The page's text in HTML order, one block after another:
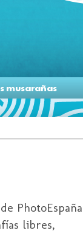
musarañas
PhotoEspaña
libres,